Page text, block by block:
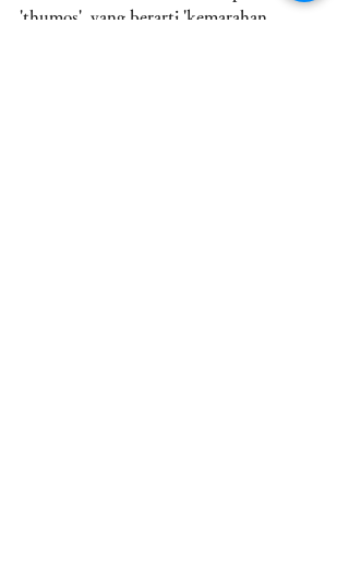
'thumos', yang berarti 'kemarahan,